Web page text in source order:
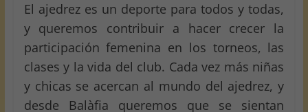
El ajedrez es un deporte para todos y todas,
y queremos contribuir a hacer crecer la
participación femenina en los torneos, las
clases y la vida del club. Cada vez más niñas
y chicas se acercan al mundo del ajedrez, y
desde Balàfia queremos que se sientan